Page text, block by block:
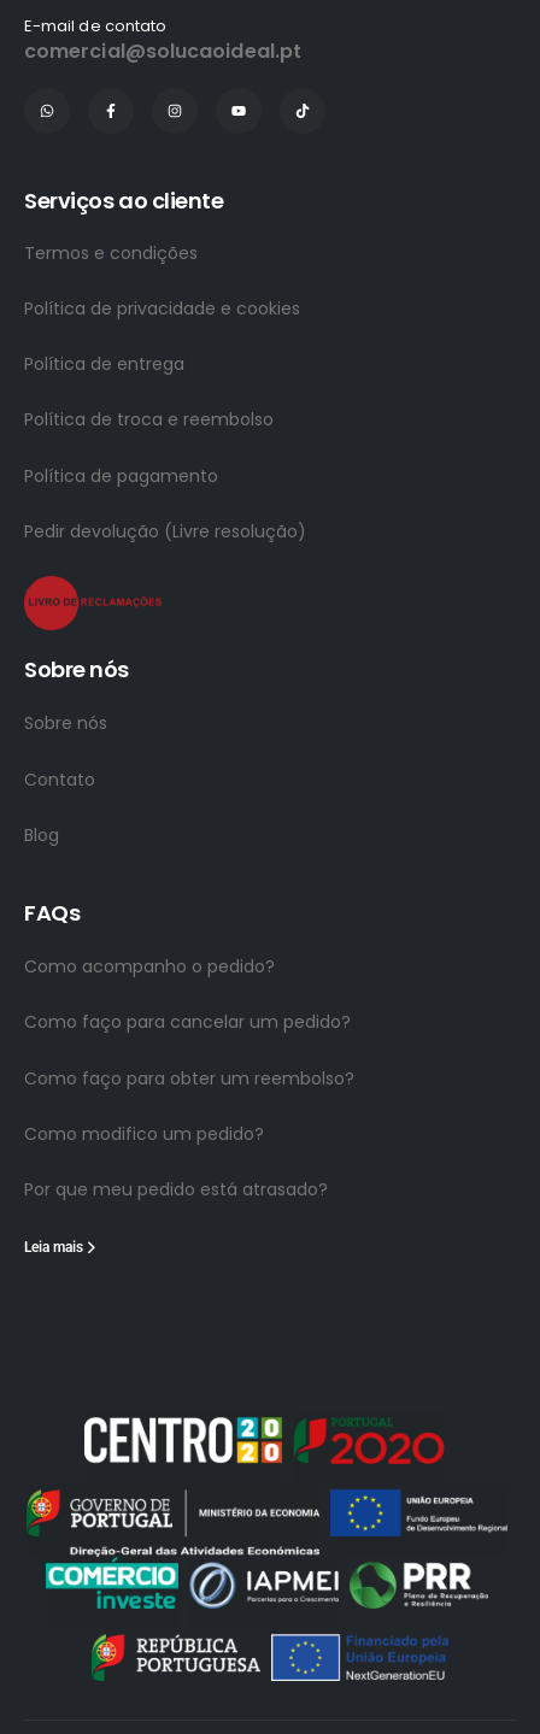
E-mail de contato
comercial@solucaoideal.pt
Serviços ao cliente
Termos e condições
Política de privacidade e cookies
Política de entrega
Política de troca e reembolso
Política de pagamento
Pedir devolução (Livre resolução)
Sobre nós
Sobre nós
Contato
Blog
FAQs
Como acompanho o pedido?
Como faço para cancelar um pedido?
Como faço para obter um reembolso?
Como modifico um pedido?
Por que meu pedido está atrasado?
Leia mais